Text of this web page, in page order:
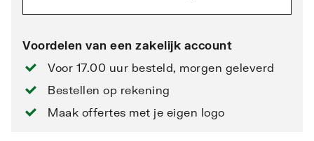
Voordelen van een zakelijk account
Voor 17.00 uur besteld, morgen geleverd
Bestellen op rekening
Maak offertes met je eigen logo